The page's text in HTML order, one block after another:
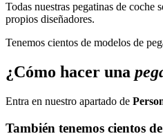
Todas nuestras pegatinas de
propios diseñadores.
Tenemos cientos de modelos de
¿Cómo hacer una
Entra en nuestro apartado de
También tenemos cientos de